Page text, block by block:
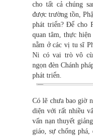
cho tất cả chúng
được trường tồn,
phát triển? Để cho
quan tâm, thực
nằm ở các vị tu sĩ
Ni có vai trò vô
ngọn đèn Chánh
phát triển.
Có lẽ chưa bao giờ
diện với rất nhiều
vấn nạn thuyết
giáo, sự chống